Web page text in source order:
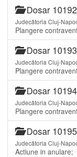
Dosar
Judecătoria Cluj-
Plangere
Dosar
Judecătoria Cluj-
Plangere
Dosar
Judecătoria Cluj-
Plangere
Dosar
Judecătoria Cluj-
Actiune in anulare;